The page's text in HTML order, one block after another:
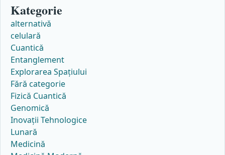
Kategorie
alternativă
celulară
Cuantică
Entanglement
Explorarea Spațiului
Fără categorie
Fizică Cuantică
Genomică
Inovații Tehnologice
Lunară
Medicină